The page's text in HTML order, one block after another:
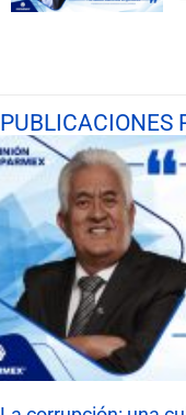
PUBLICACIONES